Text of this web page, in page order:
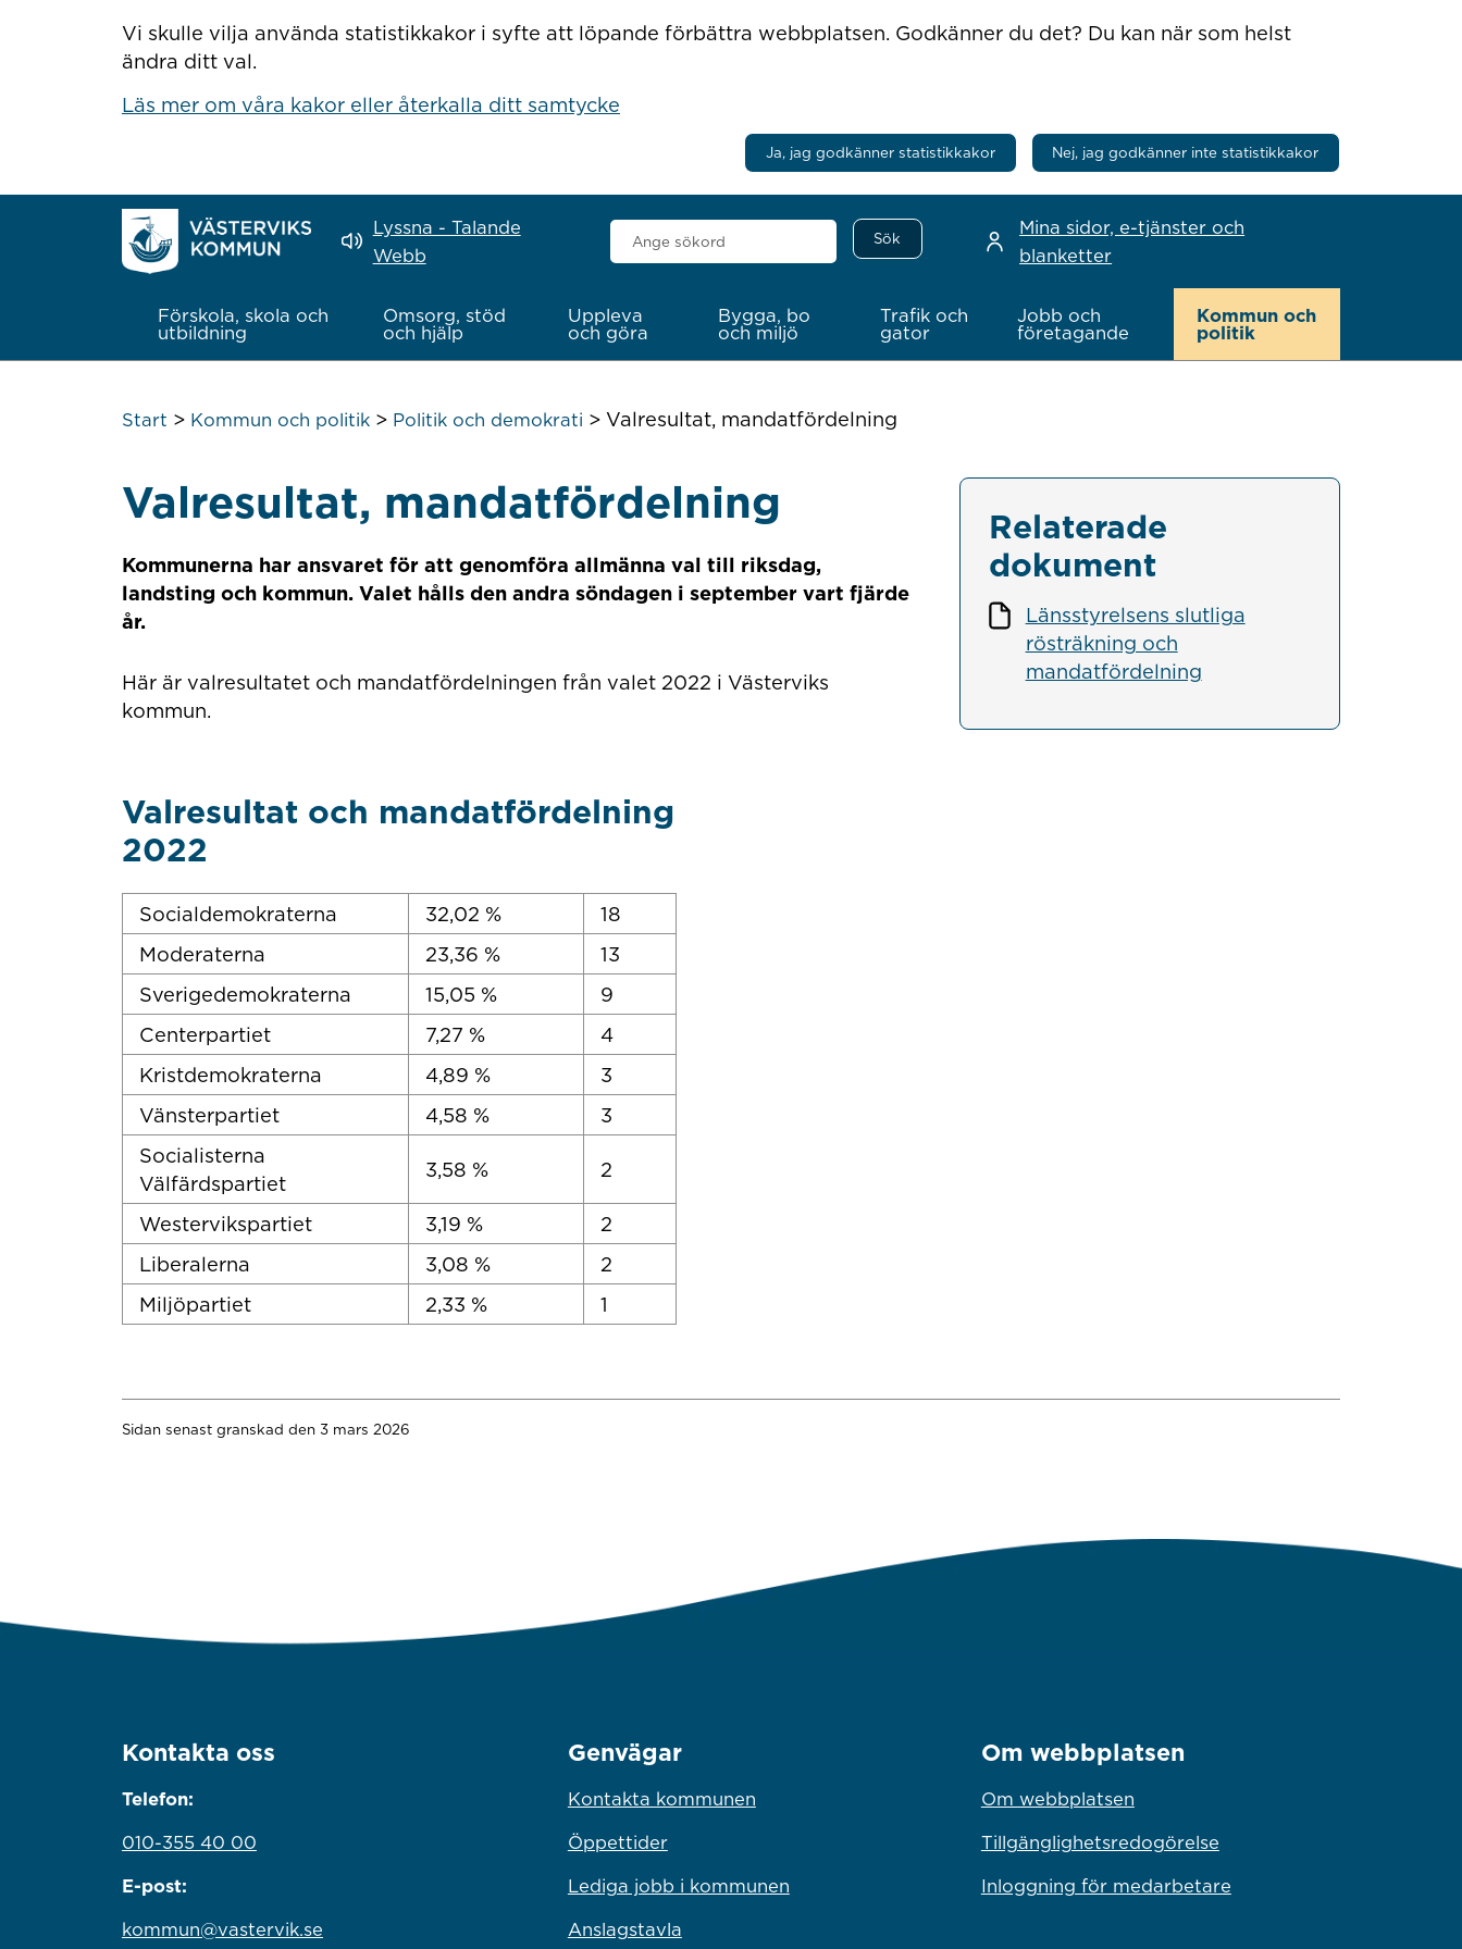
Vi skulle vilja använda statistikkakor i syfte att löpande förbättra webbplatsen. Godkänner du det? Du kan när som helst
ändra ditt val.
Läs mer om våra kakor eller återkalla ditt samtycke
Ja, jag godkänner statistikkakor Nej, jag godkänner inte statistikkakor
Lyssna - Talande
Webb
Sök
här
Mina sidor, e-tjänster och
blanketter
Förskola, skola och
utbildning
Omsorg, stöd
och hjälp
Uppleva
och göra
Bygga, bo
och miljö
Trafik och
gator
Jobb och
företagande
Kommun och
politik
Start > Kommun och politik> Politik och demokrati > Valresultat, mandatfördelning
Valresultat, mandatfördelning
Kommunerna har ansvaret för att genomföra allmänna val till riksdag,
landsting och kommun. Valet hålls den andra söndagen i september vart fjärde
år.
Här är valresultatet och mandatfördelningen från valet 2022 i Västerviks
kommun.
Valresultat och mandatfördelning
2022
Socialdemokraterna 32,02 %
18
Moderaterna
23,36 %
13
Sverigedemokraterna
15,05 %
9
Centerpartiet
7,27 %
4
Kristdemokraterna
4,89 %
3
Vänsterpartiet
4,58 %
3
Socialisterna
Välfärdspartiet
3,58 % 2
Westervikspartiet 3,19 %
2
Liberalerna
3,08 %
2
Miljöpartiet
2,33 % 1
Relaterade
dokument
Länsstyrelsens slutliga
rösträkning och
mandatfördelning
Sidan senast granskad den 3 mars 2026
Kontakta oss
Telefon:
010-355 40 00
E-post:
kommun@vastervik.se
Genvägar
Kontakta kommunen
Öppettider
Lediga jobb i kommunen
Anslagstavla
Om webbplatsen
Om webbplatsen
Tillgänglighetsredogörelse
Inloggning för medarbetare